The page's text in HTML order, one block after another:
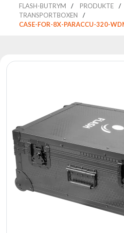
Reflektoren
Retro
Suchen
zu
Nachricht
Portfolio
FLASH-BUTRYM PRODUKTE
TRANSPORTBOXEN
CASE-FOR-8X-PARACCU-320-